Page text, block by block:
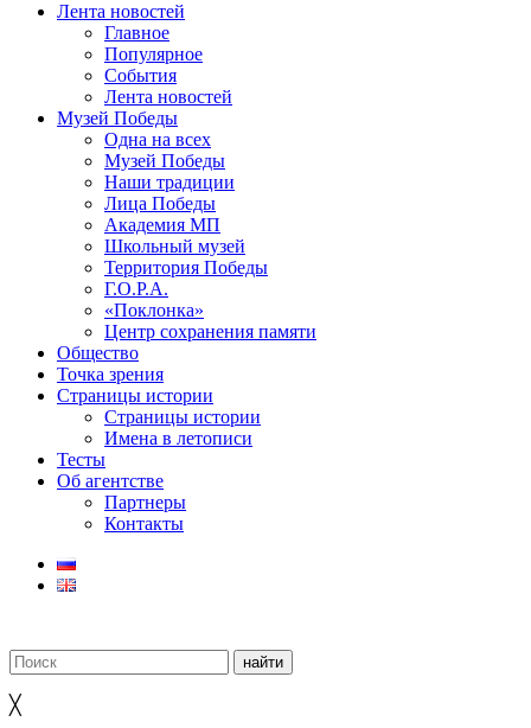
Лента новостей
Главное
Популярное
События
Лента новостей
Музей Победы
Одна на всех
Музей Победы
Наши традиции
Лица Победы
Академия МП
Школьный музей
Территория Победы
Г.О.Р.А.
«Поклонка»
Центр сохранения памяти
Общество
Точка зрения
Страницы истории
Страницы истории
Имена в летописи
Тесты
Об агентстве
Партнеры
Контакты
╳